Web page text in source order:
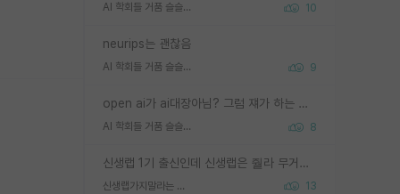
AI 학회들 거품 슬슬 지적이 나오네요 10
neurips는 괜찮음
AI 학회들 거품 슬슬 지적이 나오네요 9
open ai가 ai대장아님? 그럼 쟤가 하는 말이 다 맞겠네
AI 학회들 거품 슬슬 지적이 나오네요 8
신생랩 1기 출신인데 신생랩은 줠라 무거운 바벨 같은거임. 들면 대박인데 못들면 깔려 죽음. 아무도 알려주지 않는 환경에서 자생해야하지만, 일단 살아남았다면 그 어떤 사람보다 악착같고 생존력 높은 사람으로 거듭날 수 있음
신생랩가지말라는 이유가 있었구나 13